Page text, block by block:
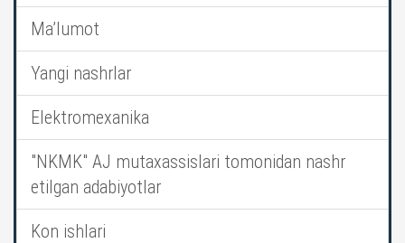
Ma’lumot
Yangi nashrlar
Elektromexanika
"NKMK" AJ mutaxassislari tomonidan nashr
etilgan adabiyotlar
Kon ishlari